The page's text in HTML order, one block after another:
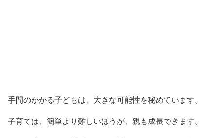
手間のかかる子どもは、大きな可能性を秘めています。
子育ては、簡単より難しいほうが、親も成長できます。